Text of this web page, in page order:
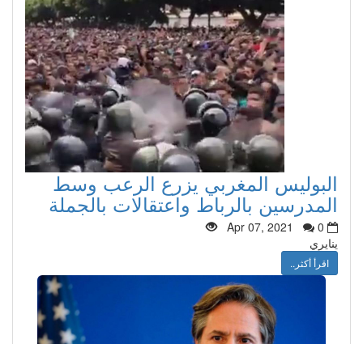
البوليس المغربي يزرع الرعب وسط
المدرسين بالرباط واعتقالات بالجملة
Apr 07, 2021
0
ينايري
اقرأ أكثر..